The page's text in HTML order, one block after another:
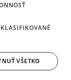
VŠETKO